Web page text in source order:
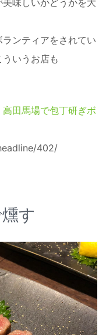
味しいかどうかを大
ンティアをされてい
いうお店も
田馬場で包丁研ぎボ
402/
す